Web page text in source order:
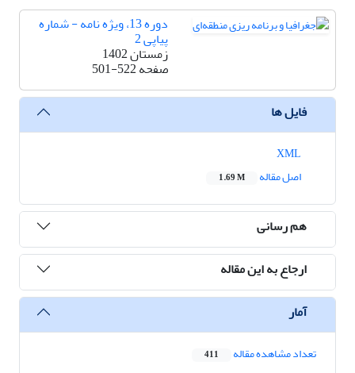
دوره 13، ویژه نامه - شماره
پیاپی 2
زمستان 1402
صفحه501-522
فایل ها
اصل مقاله
1.69 M
هم رسانی
ارجاع به این مقاله
آمار
تعداد مشاهده مقاله 411